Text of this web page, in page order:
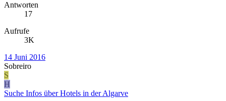
Antworten
17
Aufrufe
3K
14 Juni 2016
Sobreiro
S
H
Suche Infos über Hotels in der Algarve